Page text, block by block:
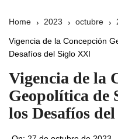
Home 2023 octubre
Vigencia de la Concepción
Desafíos del Siglo XXI
Vigencia de la
Geopolítica de
los Desafíos